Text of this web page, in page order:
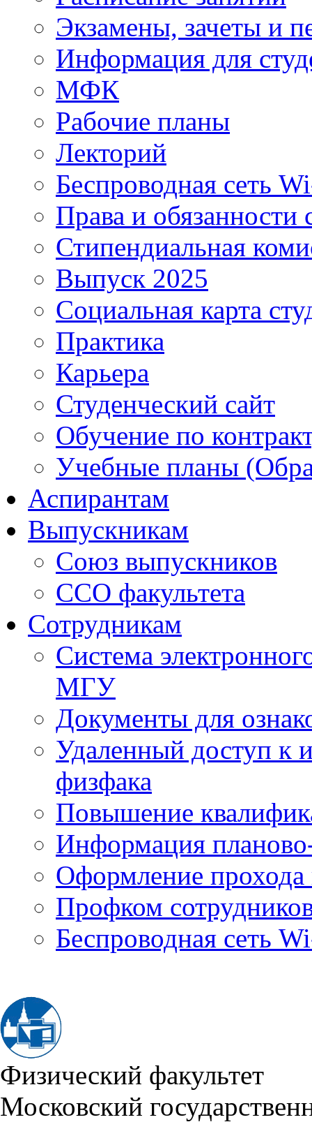
Экзамены, зачеты и
Информация для
МФК
Рабочие планы
Лекторий
Беспроводная сеть
Права и обязанности
Стипендиальная
Выпуск 2025
Социальная карта
Практика
Карьера
Студенческий сайт
Обучение по
Учебные планы
Аспирантам
Выпускникам
Союз выпускников
ССО факультета
Сотрудникам
Система
МГУ
Документы для
Удаленный доступ к
физфака
Повышение
Информация
Оформление прохода
Профком
Беспроводная сеть
Физический факультет
Московский